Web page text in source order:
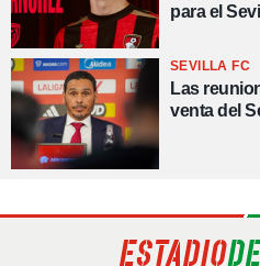
para el
SEVILLA FC
Las
venta del